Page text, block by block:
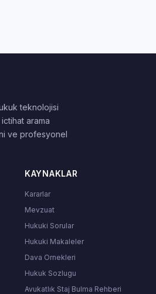
teknolojisi
arama
ve profesyonel
KAYNAKLAR
Kararlar
Mevzuat
Hukuki Sorular
Hukuki Makaleler
Dava Ornekleri
Hukuk Sozlugu
Avukatlık Staj Bulma Rehberi